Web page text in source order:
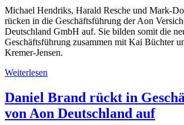
Michael Hendriks, Harald Resche und Mark-
rücken in die Geschäftsführung der Aon
Deutschland GmbH auf. Sie bilden somit die
Geschäftsführung zusammen mit Kai Büchter
Kremer-Jensen.
Weiterlesen
Daniel Brand rückt in
von Aon Deutschland auf